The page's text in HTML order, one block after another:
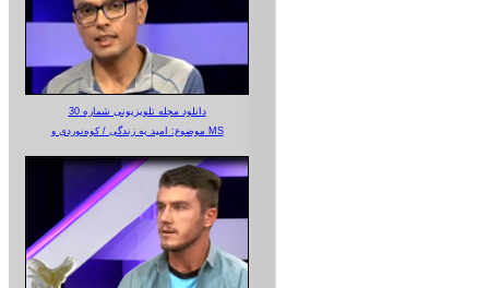
دانلود مجله تلویزیونی شماره 30
موضوع: امید به زندگی / کوه‌نوردی و MS